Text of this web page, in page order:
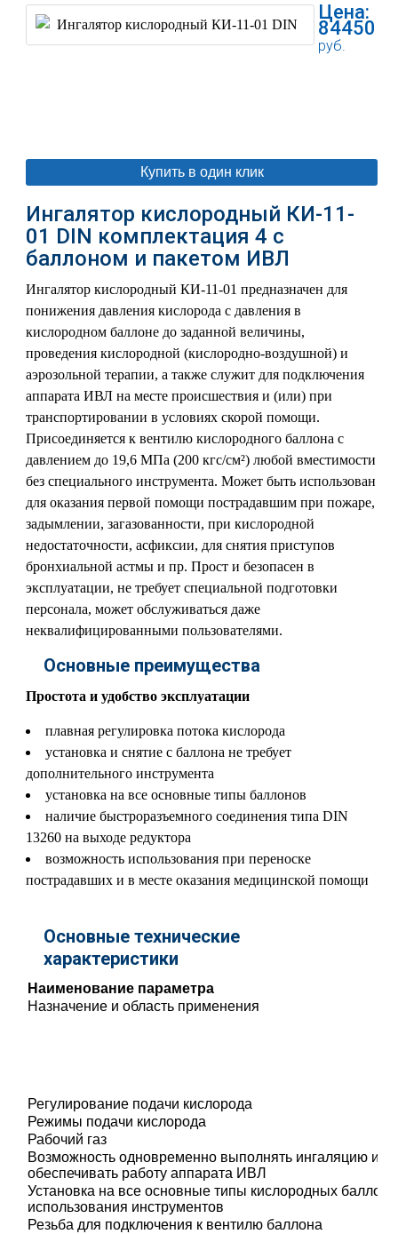
Цена:
84450
руб.
Купить в один клик
Ингалятор кислородный КИ-11-
01 DIN комплектация 4 с
баллоном и пакетом ИВЛ
Ингалятор кислородный КИ-11-01 предназначен для
понижения давления кислорода с давления в
кислородном баллоне до заданной величины,
проведения кислородной (кислородно-воздушной) и
аэрозольной терапии, а также служит для подключения
аппарата ИВЛ на месте происшествия и (или) при
транспортировании в условиях скорой помощи.
Присоединяется к вентилю кислородного баллона с
давлением до 19,6 МПа (200 кгс/см²) любой вместимости
без специального инструмента. Может быть использован
для оказания первой помощи пострадавшим при пожаре,
задымлении, загазованности, при кислородной
недостаточности, асфиксии, для снятия приступов
бронхиальной астмы и пр. Прост и безопасен в
эксплуатации, не требует специальной подготовки
персонала, может обслуживаться даже
неквалифицированными пользователями.
Основные преимущества
Простота и удобство эксплуатации
плавная регулировка потока кислорода
установка и снятие с баллона не требует
дополнительного инструмента
установка на все основные типы баллонов
наличие быстроразъемного соединения типа DIN
13260 на выходе редуктора
возможность использования при переноске
пострадавших и в месте оказания медицинской помощи
Основные технические
характеристики
Наименование параметра
Назначение и область применения
Регулирование подачи кислорода
Режимы подачи кислорода
Рабочий газ
Возможность одновременно выполнять ингаляцию и
обеспечивать работу аппарата ИВЛ
Установка на все основные типы кислородных
использования инструментов
Резьба для подключения к вентилю баллона